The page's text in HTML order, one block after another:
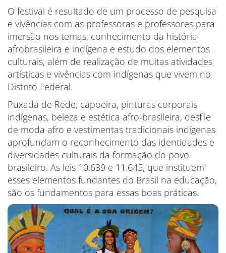
O festival é resultado de um processo de pesquisa
e vivências com as professoras e professores para
imersão nos temas, conhecimento da história
afrobrasileira e indígena e estudo dos elementos
culturais, além de realização de muitas atividades
artísticas e vivências com indígenas que vivem no
Distrito Federal.
Puxada de Rede, capoeira, pinturas corporais
indígenas, beleza e estética afro-brasileira, desfile
de moda afro e vestimentas tradicionais indígenas
aprofundam o reconhecimento das identidades e
diversidades culturais da formação do povo
brasileiro. As leis 10.639 e 11.645, que instituem
esses elementos fundantes do Brasil na educação,
são os fundamentos para essas boas práticas.